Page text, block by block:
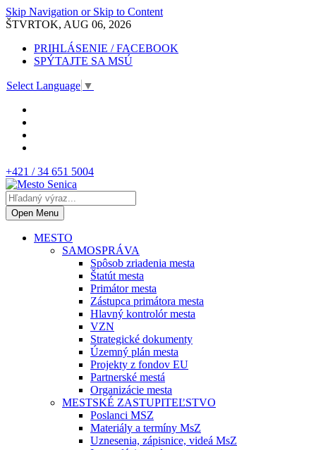
Skip Navigation or Skip to Content
ŠTVRTOK, AUG 06, 2026
PRIHLÁSENIE / FACEBOOK
SPÝTAJTE SA MSÚ
Select Language ▼
+421 / 34 651 5004
Open Menu
MESTO
SAMOSPRÁVA
Spôsob zriadenia mesta
Štatút mesta
Primátor mesta
Zástupca primátora mesta
Hlavný kontrolór mesta
VZN
Strategické dokumenty
Územný plán mesta
Projekty z fondov EU
Partnerské mestá
Organizácie mesta
MESTSKÉ ZASTUPITEĽSTVO
Poslanci MSZ
Materiály a termíny MsZ
Uznesenia, zápisnice, videá MsZ